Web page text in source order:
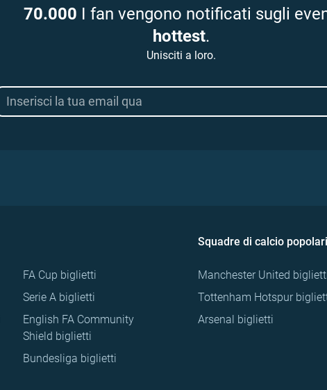
70.000 I fan vengono notificati sugli
hottest.
Unisciti a loro.
FA Cup biglietti
Serie A biglietti
English FA Community
Shield biglietti
Bundesliga biglietti
Squadre di calcio popolari
Manchester United
Tottenham Hotspur
Arsenal biglietti